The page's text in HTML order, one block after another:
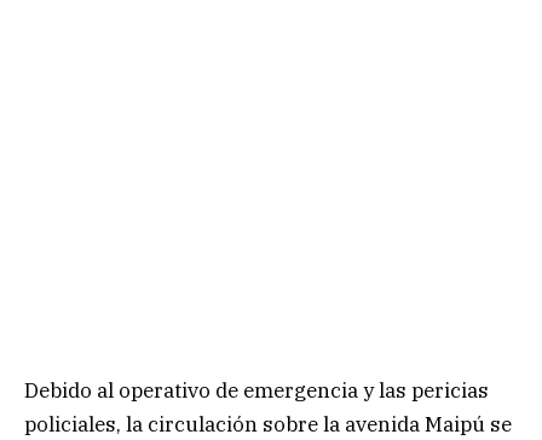
Debido al operativo de emergencia y las pericias
policiales, la circulación sobre la avenida Maipú se